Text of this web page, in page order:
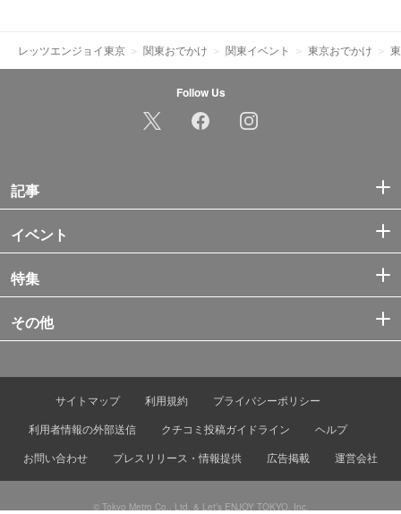
レッツエンジョイ東京 関東おでかけ 関東イベント 東京おでかけ
Follow Us
記事
イベント
特集
その他
サイトマップ 利用規約
プライバシーポリシー
利用者情報の外部送信
クチコミ投稿ガイドライン
ヘルプ
お問い合わせ
プレスリリース・情報提供 広告掲載 運営会社
© Tokyo Metro Co., Ltd. & Let’s ENJOY TOKYO, Inc.